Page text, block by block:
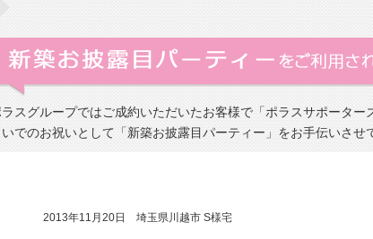
ラスグループではご成約いただいたお客様で「ポラスサポータ
いでのお祝いとして「新築お披露目パーティー」をお手伝いさせ
2013年11月20日 埼玉県川越市 S様宅